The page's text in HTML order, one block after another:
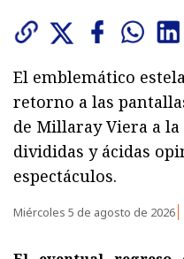
El emblemático
retorno a las
de Millaray Viera a
divididas y ácidas
espectáculos.
Miércoles 5 de agosto de 2026